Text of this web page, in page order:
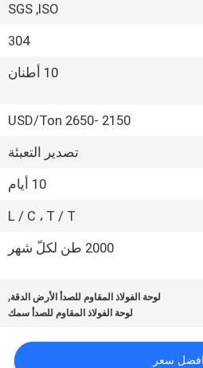
SGS ,ISO
304
10 أطنان
2150 -2650 USD/Ton
تصدير التعبئة
10 أيام
L / C ، T / T
2000 طن لكلّ شهر
لوحة الفولاذ المقاوم للصدأ الأرض الدقة,
لوحة الفولاذ المقاوم للصدأ سمك
افضل سعر